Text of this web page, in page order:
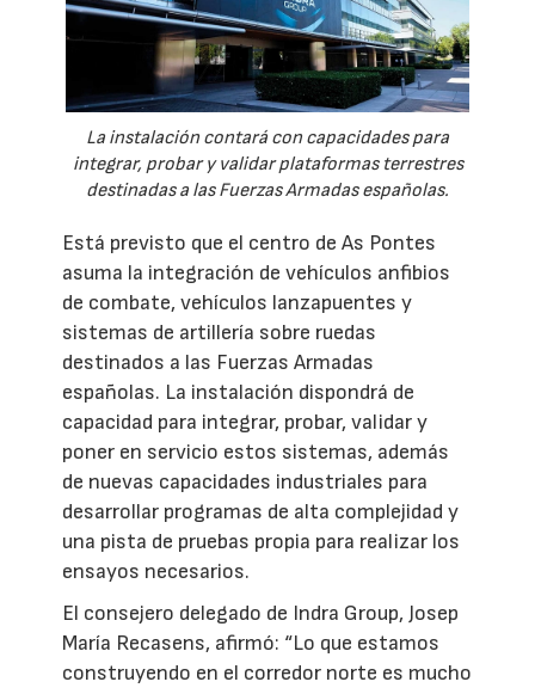
La instalación contará con capacidades para
integrar, probar y validar plataformas terrestres
destinadas a las Fuerzas Armadas españolas.
Está previsto que el centro de As Pontes
asuma la integración de vehículos anfibios
de combate, vehículos lanzapuentes y
sistemas de artillería sobre ruedas
destinados a las Fuerzas Armadas
españolas. La instalación dispondrá de
capacidad para integrar, probar, validar y
poner en servicio estos sistemas, además
de nuevas capacidades industriales para
desarrollar programas de alta complejidad y
una pista de pruebas propia para realizar los
ensayos necesarios.
El consejero delegado de Indra Group, Josep
María Recasens, afirmó: “Lo que estamos
construyendo en el corredor norte es mucho